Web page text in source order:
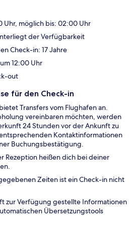
Uhr, möglich bis: 02:00 Uhr
der Verfügbarkeit
Check-in: 17 Jahre
12:00 Uhr
out
für den Check-in
Transfers vom Flughafen an.
vereinbaren möchten, werden
24 Stunden vor der Ankunft zu
Kontaktinformationen
Buchungsbestätigung.
Rezeption heißen dich bei deiner
Zeiten ist ein Check-in nicht
zur Verfügung gestellte Informationen
Übersetzungstools